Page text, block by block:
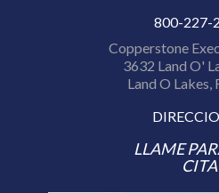
800-227-
Copperstone
3632 Land O'
Land O Lakes,
LLAME
CITA